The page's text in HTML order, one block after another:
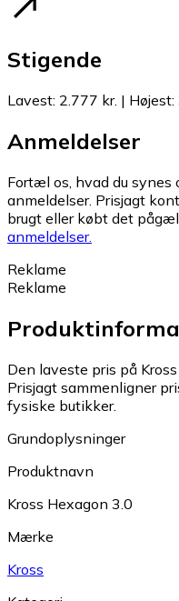
Stigende
Lavest: 2.777 kr. | Højest:
Anmeldelser
Fortæl os, hvad du synes
anmeldelser. Prisjagt
brugt eller købt det
anmeldelser.
Reklame
Reklame
Den laveste pris på
Prisjagt sammenligner
fysiske butikker.
Grundoplysninger
Produktnavn
Kross Hexagon 3.0
Mærke
Kross